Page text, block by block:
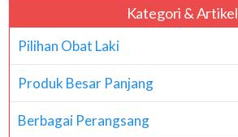
Kategori & Artikel
Pilihan Obat Laki
Produk Besar Panjang
Berbagai Perangsang